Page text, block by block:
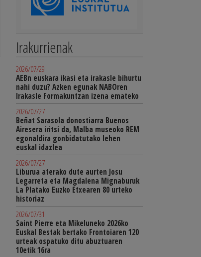
Irakurrienak
2026/07/29
AEBn euskara ikasi eta irakasle bihurtu
nahi duzu? Azken egunak NABOren
Irakasle Formakuntzan izena emateko
2026/07/27
Beñat Sarasola donostiarra Buenos
Airesera iritsi da, Malba museoko REM
egonaldira gonbidatutako lehen
euskal idazlea
2026/07/27
Liburua aterako dute aurten Josu
Legarreta eta Magdalena Mignaburuk
La Platako Euzko Etxearen 80 urteko
historiaz
2026/07/31
Saint Pierre eta Mikeluneko 2026ko
Euskal Bestak bertako Frontoiaren 120
urteak ospatuko ditu abuztuaren
10etik 16ra